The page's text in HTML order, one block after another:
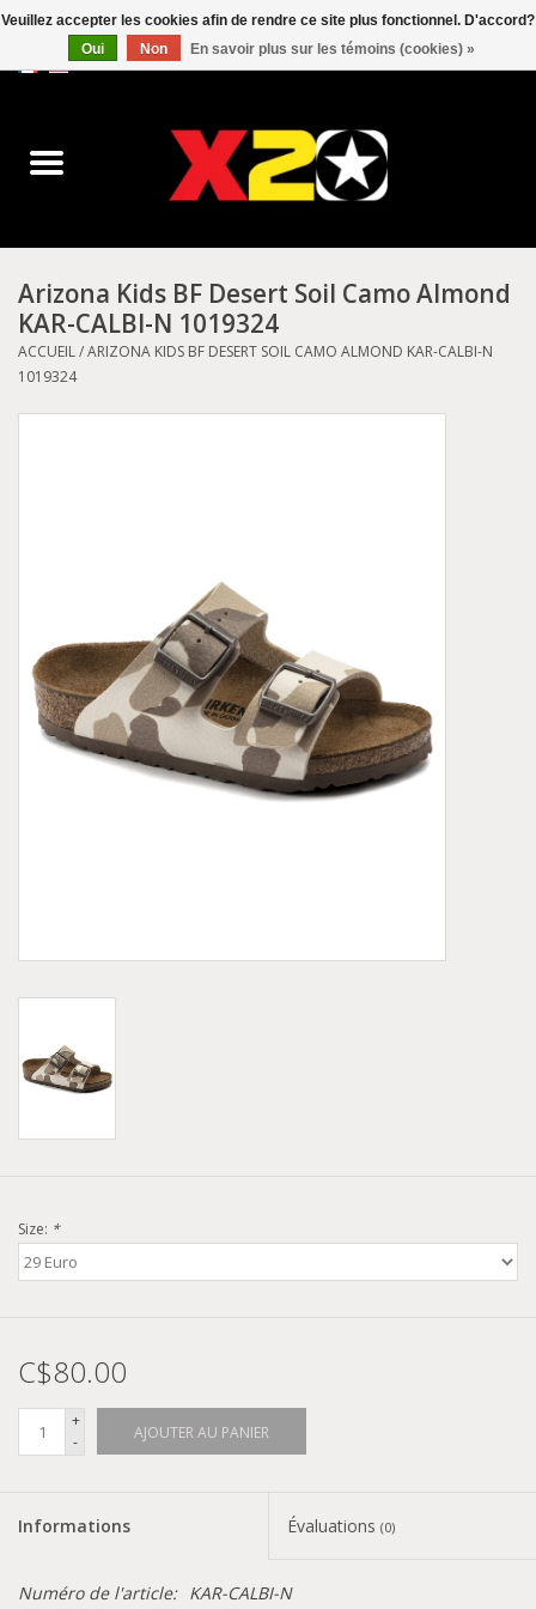
0 Articles - C$0.00
Converse
Kickers
Birkenstock
MoEa
Autres marques
Arizona Kids BF Desert Soil Camo Almond
KAR-CALBI-N 1019324
ACCUEIL/ARIZONA KIDS BF DESERT SOIL CAMO ALMOND KAR-CALBI-N
1019324
Size: *
C$80.00
+
-
AJOUTER AU PANIER
Informations Évaluations (0)
Numéro de l'article: KAR-CALBI-N
Veuillez accepter les cookies afin de rendre ce site plus fonctionnel. D'accord?
Oui
Non En savoir plus sur les témoins (cookies) »